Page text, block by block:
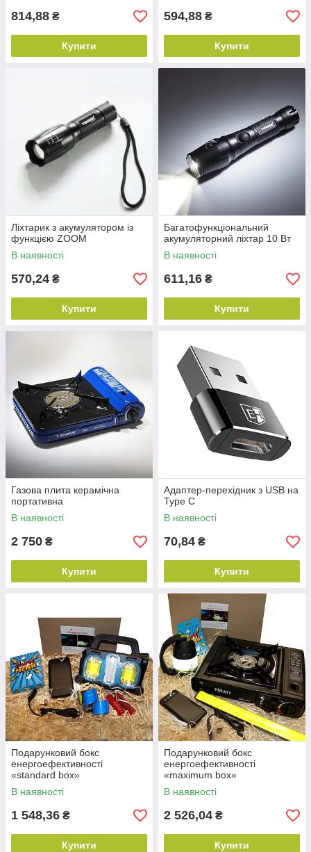
814,88 ₴
Купити
594,88 ₴
Купити
Ліхтарик з акумулятором із
функцією ZOOM
В наявності
570,24 ₴
Купити
Багатофункціональний
акумуляторний ліхтар 10 Вт
В наявності
611,16 ₴
Купити
Газова плита керамічна
портативна
В наявності
2 750 ₴
Купити
Адаптер-перехідник з USB на
Type C
В наявності
70,84 ₴
Купити
Подарунковий бокс
енергоефективності
«standard box»
В наявності
1 548,36 ₴
Купити
Подарунковий бокс
енергоефективності
«maximum box»
В наявності
2 526,04 ₴
Купити